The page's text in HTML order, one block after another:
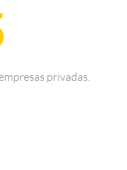
privadas.